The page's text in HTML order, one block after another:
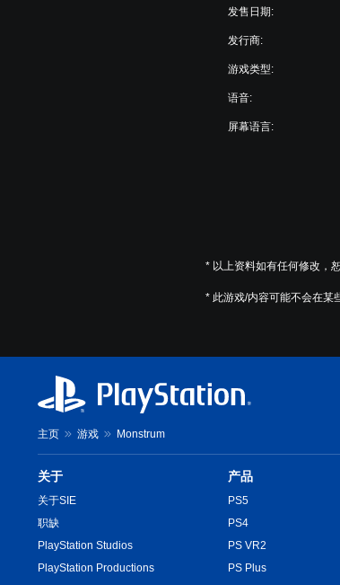
发售日期:
发行商:
游戏类型:
语音:
屏幕语言:
* 以上资料如有任何修改，
* 此游戏/内容可能不会在某
主页 游戏 Monstrum
关于
关于SIE
职缺
PlayStation Studios
PlayStation Productions
产品
PS5
PS4
PS VR2
PS Plus